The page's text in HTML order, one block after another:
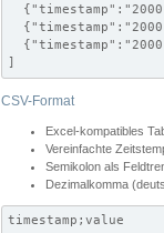
]
CSV-Format
Excel-kompatibles
Vereinfachte
Semikolon als
Dezimalkomma
timestamp;value